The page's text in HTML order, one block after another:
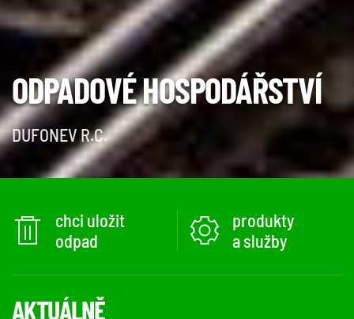
ODPADOVÉ HOSPODÁŘSTVÍ
DUFONEV R.C.
chci uložit
odpad
produkty
a služby
AKTUÁLNĚ